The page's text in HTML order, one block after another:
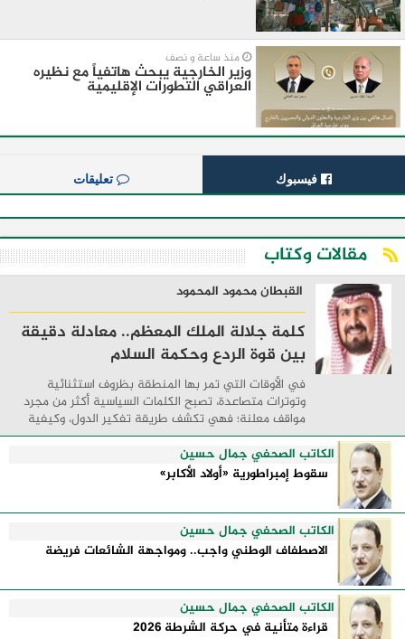
منذ ساعة و نصف
وزير الخارجية يبحث هاتفياً مع نظيره
العراقي التطورات الإقليمية
فيسبوك تعليقات
مقالات وكتاب
القبطان محمود المحمود
كلمة جلالة الملك المعظم.. معادلة دقيقة
بين قوة الردع وحكمة السلام
في الأوقات التي تمر بها المنطقة بظروف استثنائية
وتوترات متصاعدة، تصبح الكلمات السياسية أكثر من مجرد
مواقف معلنة؛ فهي تكشف طريقة تفكير الدول، وكيفية
إدارتها للأزمات، والحدود التي تفصل بين القوة ...
الكاتب الصحفي جمال حسين
سقوط إمبراطورية «أولاد الأكابر»
الكاتب الصحفي جمال حسين
الاصطفاف الوطني واجب.. ومواجهة الشائعات فريضة
الكاتب الصحفي جمال حسين
قراءة متأنية في حركة الشرطة 2026